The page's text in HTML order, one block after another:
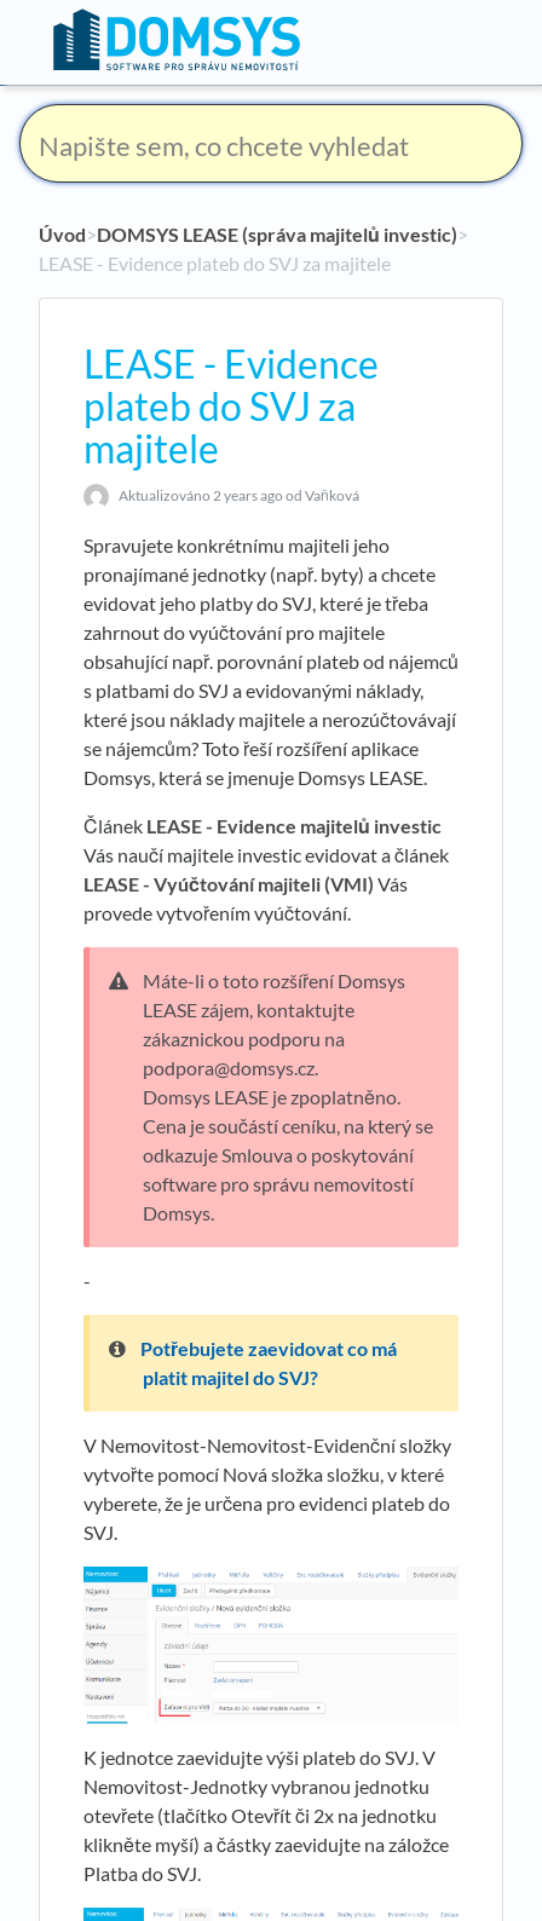
Úvod​>​DOMSYS LEASE (správa majitelů investic)​>​
LEASE - Evidence plateb do SVJ za majitele
LEASE - Evidence
plateb do SVJ za
majitele
Aktualizováno 2 years ago od Vaňková
Spravujete konkrétnímu majiteli jeho
pronajímané jednotky (např. byty) a chcete
evidovat jeho platby do SVJ, které je třeba
zahrnout do vyúčtování pro majitele
obsahující např. porovnání plateb od nájemců
s platbami do SVJ a evidovanými náklady,
které jsou náklady majitele a nerozúčtovávají
se nájemcům? Toto řeší rozšíření aplikace
Domsys, která se jmenuje Domsys LEASE.
Článek LEASE - Evidence majitelů investic
Vás naučí majitele investic evidovat a článek
LEASE - Vyúčtování majiteli (VMI) Vás
provede vytvořením vyúčtování.
Máte-li o toto rozšíření Domsys
LEASE zájem, kontaktujte
zákaznickou podporu na
podpora@domsys.cz.
Domsys LEASE je zpoplatněno.
Cena je součástí ceníku, na který se
odkazuje Smlouva o poskytování
software pro správu nemovitostí
Domsys.
-
Potřebujete zaevidovat co má
platit majitel do SVJ?
V Nemovitost-Nemovitost-Evidenční složky
vytvořte pomocí Nová složka složku, v které
vyberete, že je určena pro evidenci plateb do
SVJ.
K jednotce zaevidujte výši plateb do SVJ. V
Nemovitost-Jednotky vybranou jednotku
otevřete (tlačítko Otevřít či 2x na jednotku
klikněte myší) a částky zaevidujte na záložce
Platba do SVJ.